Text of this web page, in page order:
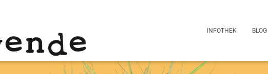
INFOTHEK BLOG